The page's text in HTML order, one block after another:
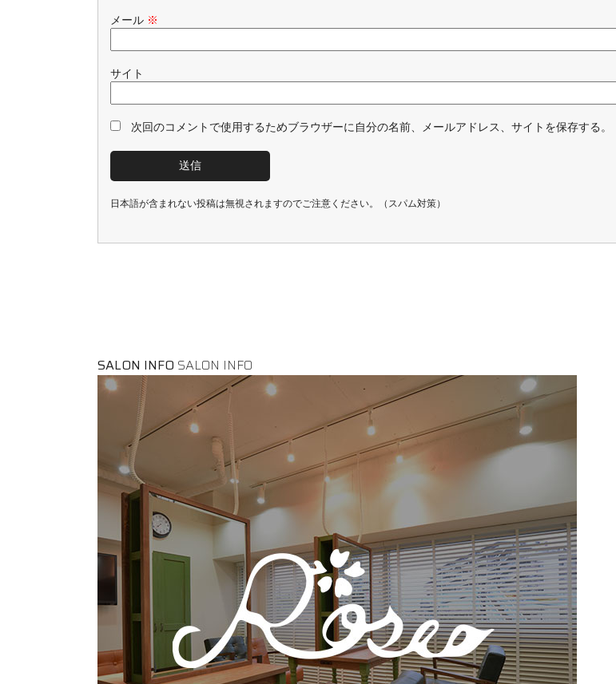
メール ※
サイト
次回のコメントで使用するためブラウザーに自分の名前、メールアドレス、サイトを保存する。
日本語が含まれない投稿は無視されますのでご注意ください。（スパム対策）
SALON INFO SALON INFO